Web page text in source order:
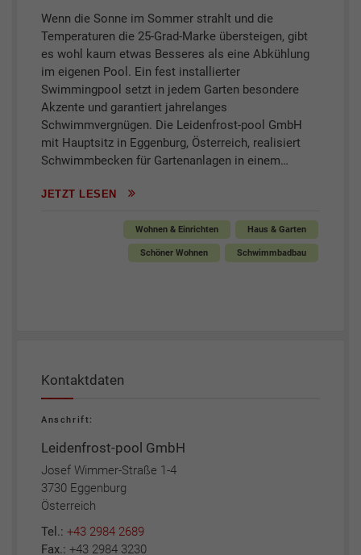
Wenn die Sonne im Sommer strahlt und die
Temperaturen die 25-Grad-Marke übersteigen, gibt
es wohl kaum etwas Besseres als eine Abkühlung
im eigenen Pool. Ein fest installierter
Swimmingpool setzt in jedem Garten besondere
Akzente und garantiert jahrelanges
Schwimmvergnügen. Die Leidenfrost-pool GmbH
mit Hauptsitz in Eggenburg, Österreich, realisiert
Schwimmbecken für Gartenanlagen in einem…
JETZT LESEN
Wohnen & Einrichten Haus & Garten
Schöner Wohnen Schwimmbadbau
Kontaktdaten
Anschrift:
Leidenfrost-pool GmbH
Josef Wimmer-Straße 1-4
3730 Eggenburg
Österreich
Tel.: +43 2984 2689
Fax.: +43 2984 3230